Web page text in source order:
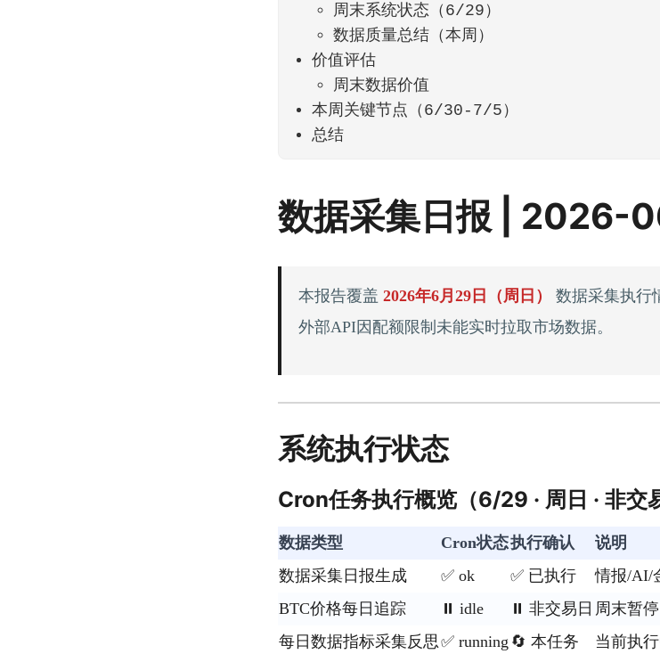
周末系统状态（6/29）
数据质量总结（本周）
价值评估
周末数据价值
本周关键节点（6/30-7/5）
总结
数据采集日报 | 2026-
本报告覆盖2026年6月29日（周日）
数据采集执行
外部API因配额限制未能实时拉取市场数据。
系统执行状态
Cron任务执行概览（6/29 · 周日 · 非交
数据类型 Cron状态执行确认
说明
数据采集日报生成
✅ ok ✅ 已执行
情报/AI/
BTC价格每日追踪
⏸️ idle ⏸️ 非交易日 周末暂停
每日数据指标采集反思✅ running 🔄 本任务
当前执